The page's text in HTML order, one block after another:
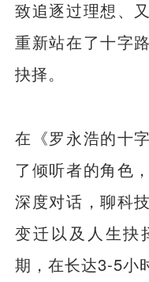
致追逐过理想、
重新站在了十字
抉择。
在《罗永浩的十
了倾听者的角色
深度对话，聊科
变迁以及人生抉
期，在长达3-5小